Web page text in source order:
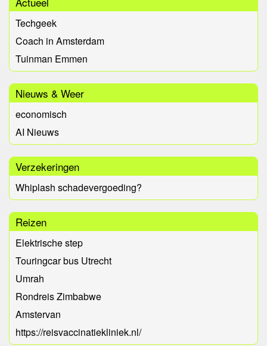
Techgeek
Coach in Amsterdam
Tuinman Emmen
Nieuws & Weer
economisch
AI Nieuws
Verzekeringen
Whiplash schadevergoeding?
Reizen
Elektrische step
Touringcar bus Utrecht
Umrah
Rondreis Zimbabwe
Amstervan
https://reisvaccinatiekliniek.nl/